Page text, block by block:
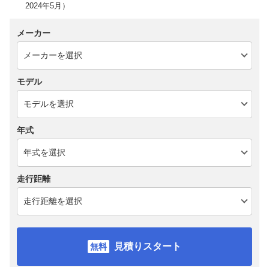
2024年5月）
メーカー
モデル
年式
走行距離
見積りスタート